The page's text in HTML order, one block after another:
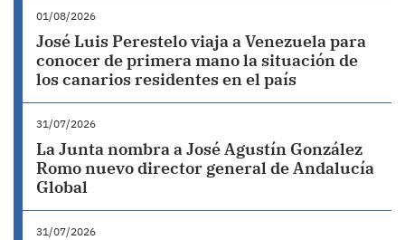
01/08/2026
José Luis Perestelo viaja a Venezuela para
conocer de primera mano la situación de
los canarios residentes en el país
31/07/2026
La Junta nombra a José Agustín González
Romo nuevo director general de Andalucía
Global
31/07/2026